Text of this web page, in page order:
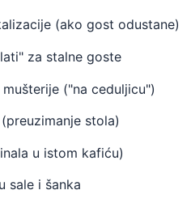
(ako gost odustane)
za stalne goste
("na ceduljicu")
stola)
u istom kafiću)
sale i šanka